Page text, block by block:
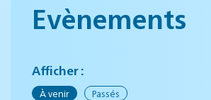
Evènements
Afficher :
À venir Passés